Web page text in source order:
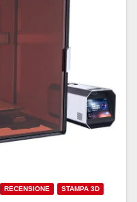
RECENSIONE STAMPA 3D